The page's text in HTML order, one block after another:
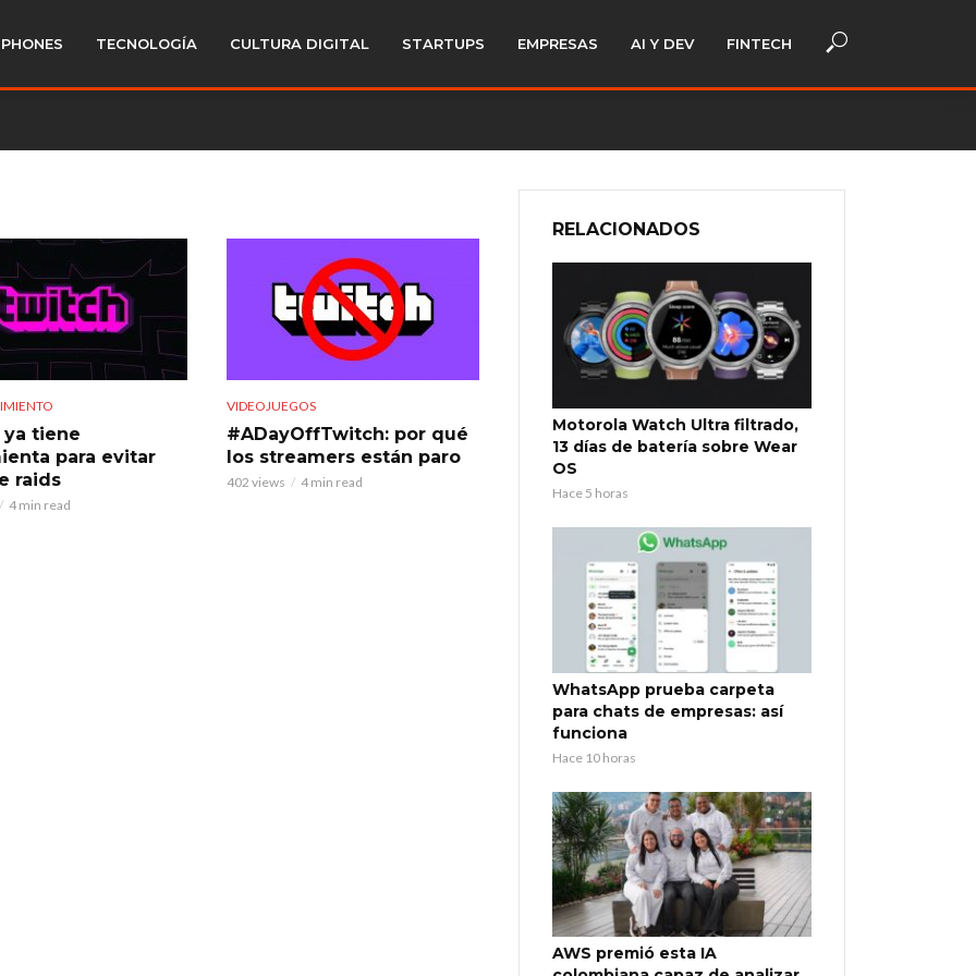
TECNOLOGÍA CULTURA DIGITAL STARTUPS EMPRESAS AI Y DEV FINTECH
tiene
para evitar
raids
4 min read
VIDEOJUEGOS
#ADayOffTwitch: por qué
los streamers están paro
402 views 4 min read
RELACIONADOS
Motorola Watch Ultra filtrado,
13 días de batería sobre Wear
OS
Hace 5 horas
WhatsApp prueba carpeta
para chats de empresas: así
funciona
Hace 10 horas
AWS premió esta IA